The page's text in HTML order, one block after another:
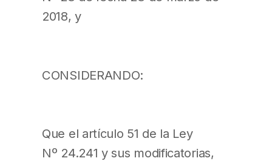
2018, y
CONSIDERANDO:
Que el artículo 51 de la Ley
Nº 24.241 y sus modificatorias,